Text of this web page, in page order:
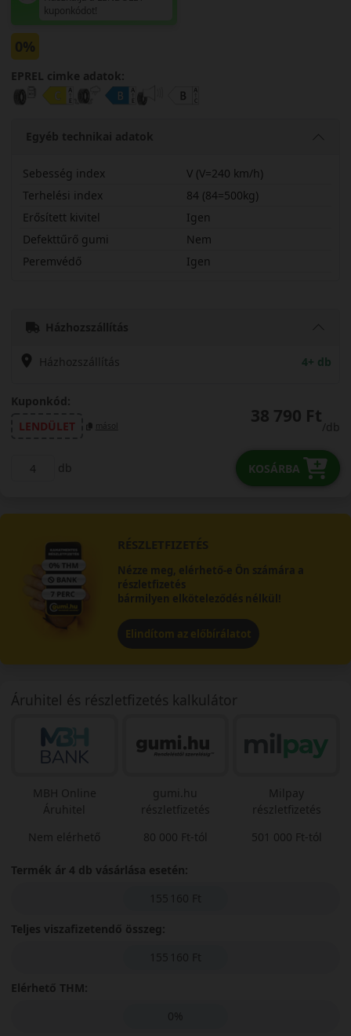
kuponkódot!
0%
EPREL cimke adatok:
Egyéb technikai adatok
Sebesség index
V (V=240 km/h)
Terhelési index
84 (84=500kg)
Erősített kivitel
Igen
Defekttűrő gumi
Nem
Peremvédő
Igen
Házhozszállítás
Házhozszállítás 4+ db
Kuponkód:
LENDÜLET
másol 38 790 Ft
/db
db KOSÁRBA
RÉSZLETFIZETÉS
Nézze meg, elérhető-e Ön számára a
részletfizetés
bármilyen elköteleződés nélkül!
Elindítom az előbírálatot
Áruhitel és részletfizetés kalkulátor
MBH Online
Áruhitel
Nem elérhető
gumi.hu
részletfizetés
80 000 Ft-tól
Milpay
részletfizetés
501 000 Ft-tól
Termék ár 4 db vásárlása esetén:
155 160 Ft
Teljes viszafizetendő összeg:
155 160 Ft
Elérhető THM:
0%